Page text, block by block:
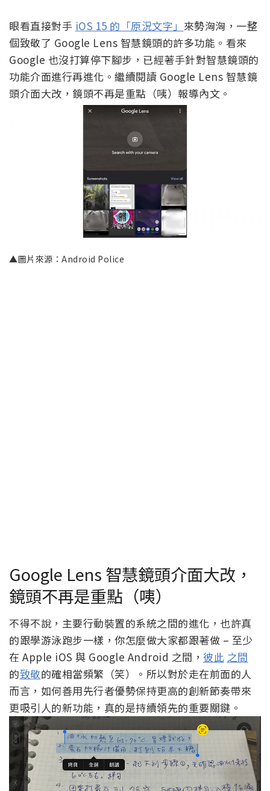
眼看直接對手 iOS 15 的「原況文字」 來勢洶洶，一整
個致敬了 Google Lens 智慧鏡頭的許多功能。看來
Google 也沒打算停下腳步，已經著手針對智慧鏡頭的
功能介面進行再進化。繼續閱讀 Google Lens 智慧鏡
頭介面大改，鏡頭不再是重點（咦）報導內文。
▲圖片來源：Android Police
Google Lens 智慧鏡頭介面大改，
鏡頭不再是重點（咦）
不得不說，主要行動裝置的系統之間的進化，也許真
的跟學游泳跑步一樣，你怎麼做大家都跟著做 – 至少
在 Apple iOS 與 Google Android 之間， 彼此 之間
的致敬的確相當頻繁（笑）。所以對於走在前面的人
而言，如何善用先行者優勢保持更高的創新節奏帶來
更吸引人的新功能，真的是持續領先的重要關鍵。